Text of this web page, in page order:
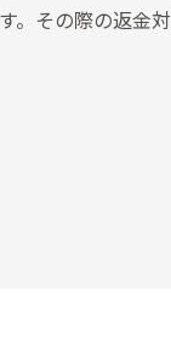
。その際の返金対